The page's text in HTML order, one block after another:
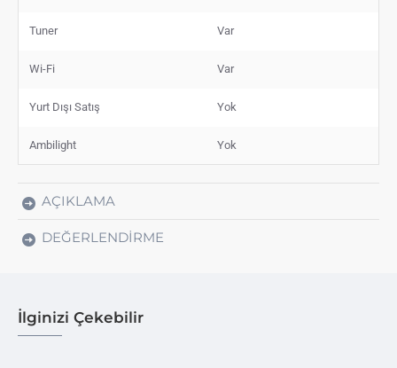
Tuner Var
Wi-Fi Var
Yurt Dışı Satış Yok
Ambilight Yok
AÇIKLAMA
DEĞERLENDIRME
İlginizi Çekebilir